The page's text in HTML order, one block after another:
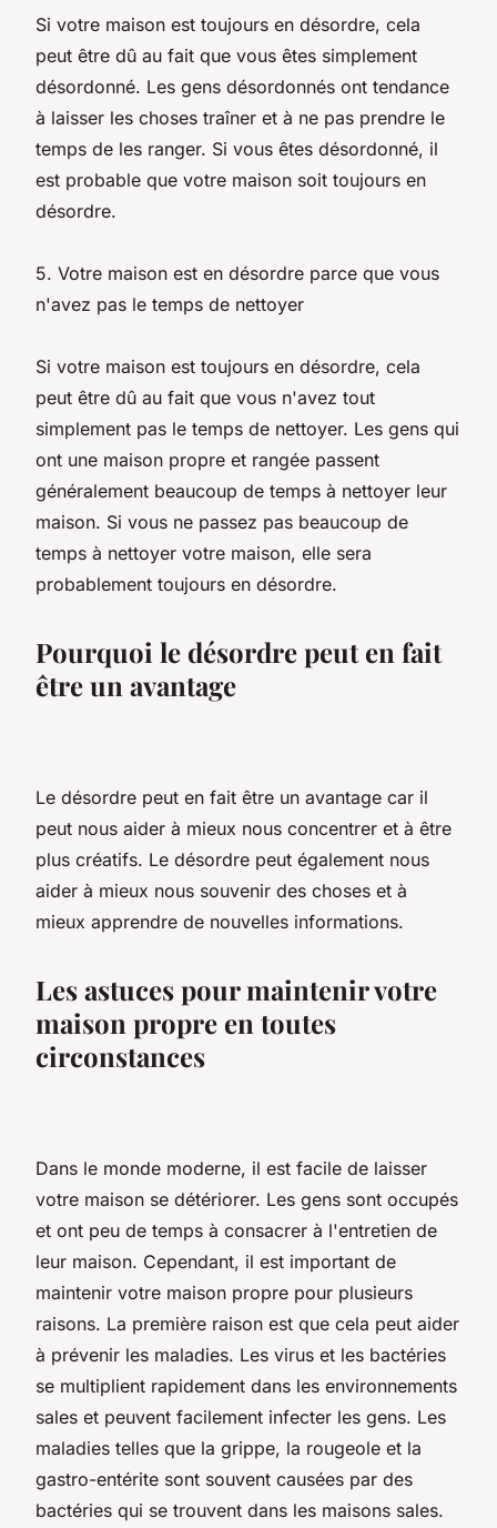
Si votre maison est toujours en désordre, cela
peut être dû au fait que vous êtes simplement
désordonné. Les gens désordonnés ont tendance
à laisser les choses traîner et à ne pas prendre le
temps de les ranger. Si vous êtes désordonné, il
est probable que votre maison soit toujours en
désordre.
5. Votre maison est en désordre parce que vous
n'avez pas le temps de nettoyer
Si votre maison est toujours en désordre, cela
peut être dû au fait que vous n'avez tout
simplement pas le temps de nettoyer. Les gens qui
ont une maison propre et rangée passent
généralement beaucoup de temps à nettoyer leur
maison. Si vous ne passez pas beaucoup de
temps à nettoyer votre maison, elle sera
probablement toujours en désordre.
Pourquoi le désordre peut en fait
être un avantage
Le désordre peut en fait être un avantage car il
peut nous aider à mieux nous concentrer et à être
plus créatifs. Le désordre peut également nous
aider à mieux nous souvenir des choses et à
mieux apprendre de nouvelles informations.
Les astuces pour maintenir votre
maison propre en toutes
circonstances
Dans le monde moderne, il est facile de laisser
votre maison se détériorer. Les gens sont occupés
et ont peu de temps à consacrer à l'entretien de
leur maison. Cependant, il est important de
maintenir votre maison propre pour plusieurs
raisons. La première raison est que cela peut aider
à prévenir les maladies. Les virus et les bactéries
se multiplient rapidement dans les environnements
sales et peuvent facilement infecter les gens. Les
maladies telles que la grippe, la rougeole et la
gastro-entérite sont souvent causées par des
bactéries qui se trouvent dans les maisons sales.